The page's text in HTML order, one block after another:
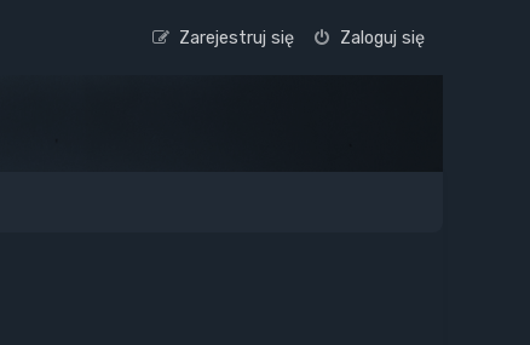
Zaloguj się
Zarejestruj się